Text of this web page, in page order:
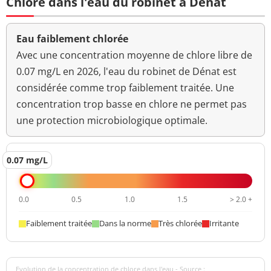
Titre hydrotimétrique 9,88 °f
néphélométrique NFU
<0,1 NFU <=2 NFU
Eau faiblement chlorée
Avec une concentration moyenne de chlore libre de
0.07 mg/L en 2026, l'eau du robinet de Dénat est
considérée comme trop faiblement traitée. Une
concentration trop basse en chlore ne permet pas
une protection microbiologique optimale.
0.07 mg/L
0.0 0.5 1.0 1.5 > 2.0 +
Faiblement traitée Dans la norme Très chlorée Irritante
Evolution de la concentration de chlore dans l'eau - Source :